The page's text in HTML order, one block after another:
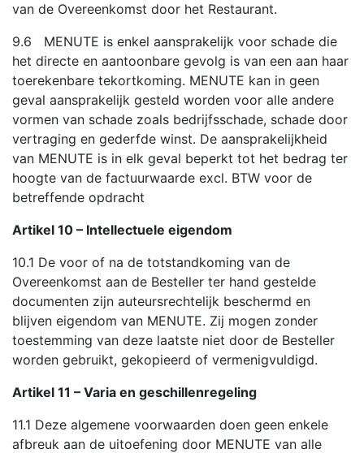
van de Overeenkomst door het Restaurant.
9.6 MENUTE is enkel aansprakelijk voor schade die
het directe en aantoonbare gevolg is van een aan haar
toerekenbare tekortkoming. MENUTE kan in geen
geval aansprakelijk gesteld worden voor alle andere
vormen van schade zoals bedrijfsschade, schade door
vertraging en gederfde winst. De aansprakelijkheid
van MENUTE is in elk geval beperkt tot het bedrag ter
hoogte van de factuurwaarde excl. BTW voor de
betreffende opdracht
Artikel 10 – Intellectuele eigendom
10.1 De voor of na de totstandkoming van de
Overeenkomst aan de Besteller ter hand gestelde
documenten zijn auteursrechtelijk beschermd en
blijven eigendom van MENUTE. Zij mogen zonder
toestemming van deze laatste niet door de Besteller
worden gebruikt, gekopieerd of vermenigvuldigd.
Artikel 11 – Varia en geschillenregeling
11.1 Deze algemene voorwaarden doen geen enkele
afbreuk aan de uitoefening door MENUTE van alle